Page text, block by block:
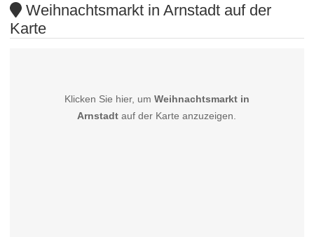
Weihnachtsmarkt in Arnstadt auf der
Karte
Klicken Sie hier, um Weihnachtsmarkt in
Arnstadt auf der Karte anzuzeigen.